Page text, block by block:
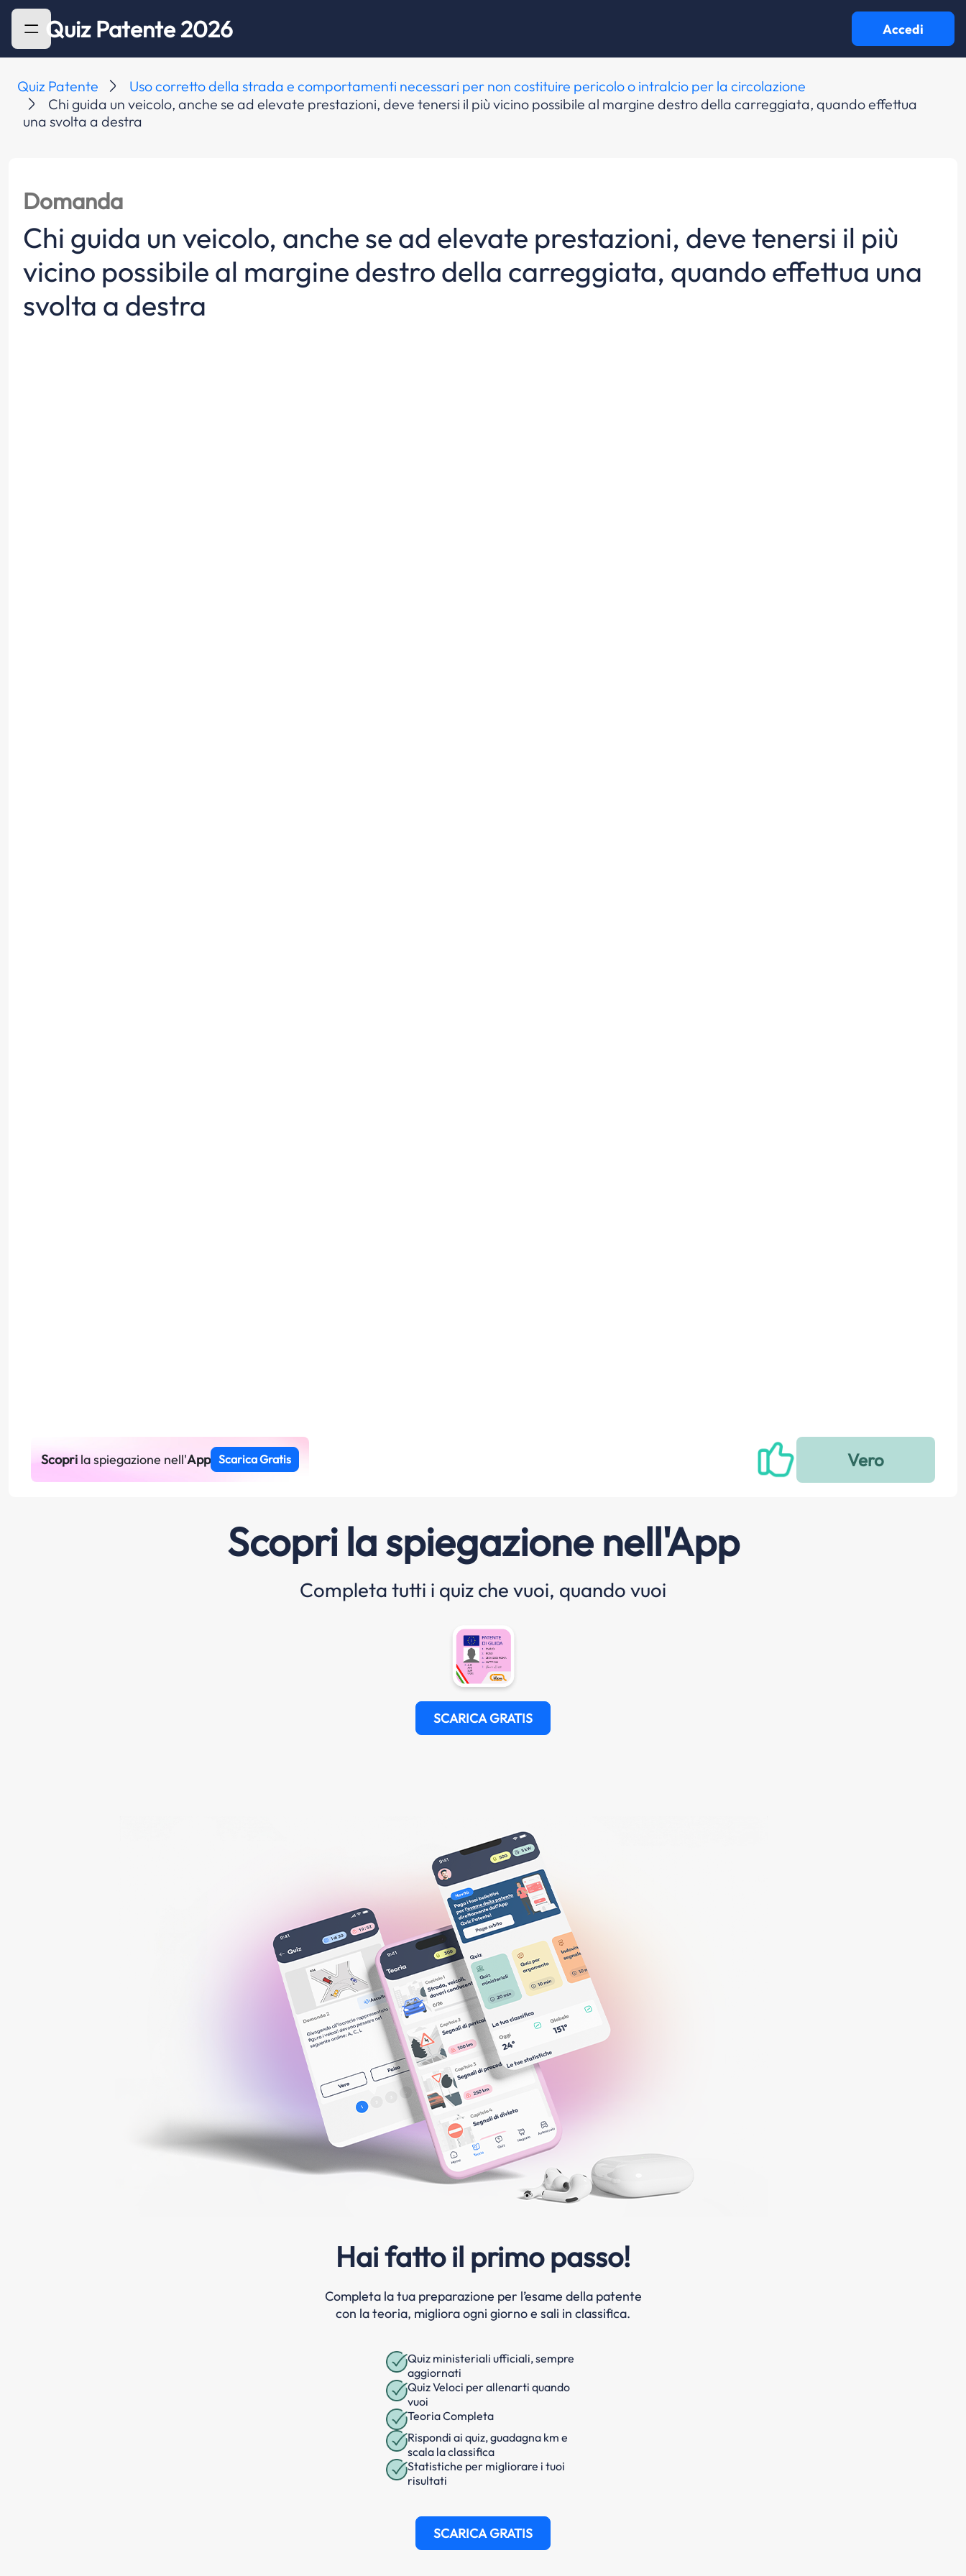
Quiz Patente 2026 Accedi
Quiz Patente
Uso corretto della strada e comportamenti necessari per non costituire pericolo o intralcio per la circolazione
Chi guida un veicolo, anche se ad elevate prestazioni, deve tenersi il più vicino possibile al margine destro della carreggiata, quando effettua
una svolta a destra
Domanda
Chi guida un veicolo, anche se ad elevate prestazioni, deve tenersi il più
vicino possibile al margine destro della carreggiata, quando effettua una
svolta a destra
Scoprila spiegazione nell'App Scarica Gratis
Scopri la spiegazione nell'App
Completa tutti i quiz che vuoi, quando vuoi
SCARICA GRATIS
Hai fatto il primo passo!
Completa la tua preparazione per l’esame della patente
con la teoria, migliora ogni giorno e sali in classifica.
Quiz ministeriali ufficiali, sempre
aggiornati
Quiz Veloci per allenarti quando
vuoi
Teoria Completa
Rispondi ai quiz, guadagna km e
scala la classifica
Statistiche per migliorare i tuoi
risultati
SCARICA GRATIS